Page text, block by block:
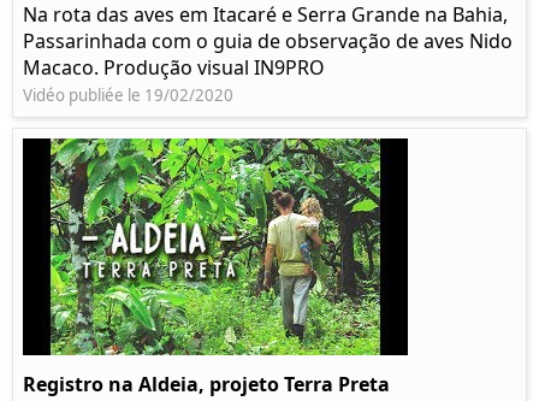
Na rota das aves em Itacaré e Serra Grande na Bahia,
Passarinhada com o guia de observação de aves Nido
Macaco. Produção visual IN9PRO
Vidéo publiée le 19/02/2020
Registro na Aldeia, projeto Terra Preta